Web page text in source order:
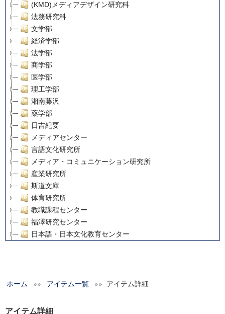
(KMD)メディアデザイン研究科
法務研究科
文学部
経済学部
法学部
商学部
医学部
理工学部
湘南藤沢
薬学部
日吉紀要
メディアセンター
言語文化研究所
メディア・コミュニケーション研究所
産業研究所
斯道文庫
体育研究所
教職課程センター
福澤研究センター
日本語・日本文化教育センター
グローバルリサーチインスティテュート
科学研究費補助金研究成果報告書
ホーム »» アイテム一覧 »» アイテム詳細
アイテム詳細